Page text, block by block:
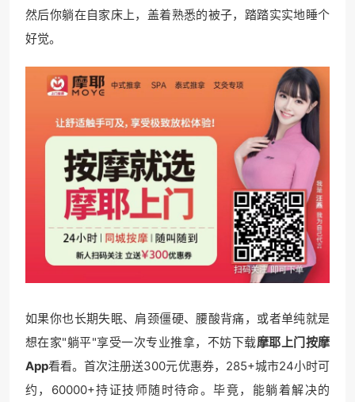
然后你躺在自家床上，盖着熟悉的被子，踏踏实实地睡个
好觉。
如果你也长期失眠、肩颈僵硬、腰酸背痛，或者单纯就是
想在家"躺平"享受一次专业推拿，不妨下载摩耶上门按摩
App看看。首次注册送300元优惠券，285+城市24小时可
约，60000+持证技师随时待命。毕竟，能躺着解决的